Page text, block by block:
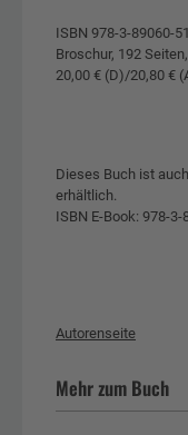
ISBN 978-3-89060-
Broschur, 192
20,00 € (D)/20,80 €
Dieses Buch ist
erhältlich.
ISBN E-Book: 978-
Autorenseite
Mehr zum Buch